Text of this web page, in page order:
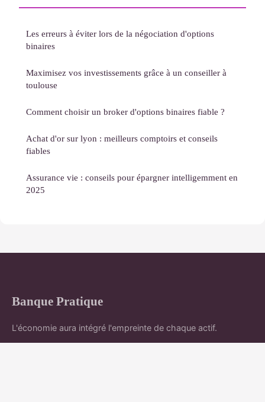
Les erreurs à éviter lors de la négociation d'options
binaires
Maximisez vos investissements grâce à un conseiller à
toulouse
Comment choisir un broker d'options binaires fiable ?
Achat d'or sur lyon : meilleurs comptoirs et conseils
fiables
Assurance vie : conseils pour épargner intelligemment en
2025
Banque Pratique
L'économie aura intégré l'empreinte de chaque actif.